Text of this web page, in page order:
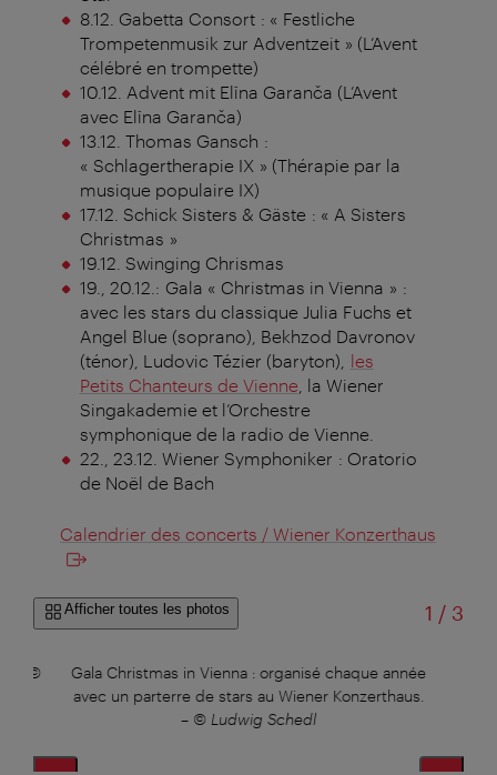
8.12. Gabetta Consort : « Festliche
Trompetenmusik zur Adventzeit » (L’Avent
célébré en trompette)
10.12. Advent mit Elīna Garanča (L’Avent
avec Elīna Garanča)
13.12. Thomas Gansch :
« Schlagertherapie IX » (Thérapie par la
musique populaire IX)
17.12. Schick Sisters & Gäste : « A Sisters
Christmas »
19.12. Swinging Chrismas
19., 20.12.: Gala « Christmas in Vienna » :
avec les stars du classique Julia Fuchs et
Angel Blue (soprano), Bekhzod Davronov
(ténor), Ludovic Tézier (baryton), les
Petits Chanteurs de Vienne , la Wiener
Singakademie et l’Orchestre
symphonique de la radio de Vienne.
22., 23.12. Wiener Symphoniker : Oratorio
de Noël de Bach
Calendrier des concerts / Wiener Konzerthaus
Afficher toutes les photos 1 /sur
3
©
Gala Christmas in Vienna : organisé chaque année
avec un parterre de stars au Wiener Konzerthaus.
– © Ludwig Schedl